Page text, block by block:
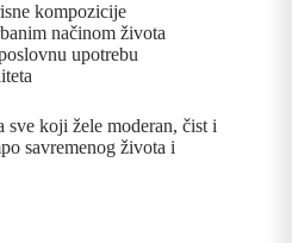
kompozicije
načinom života
upotrebu
koji žele moderan, čist i
savremenog života i